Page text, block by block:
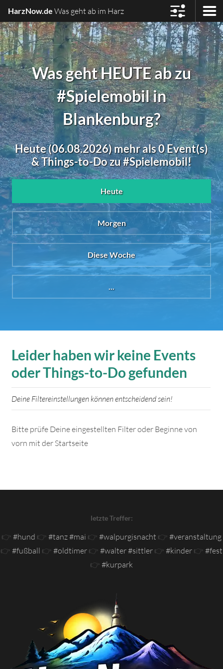
HarzNow.de Was geht ab im Harz
Was geht HEUTE ab zu
#Spielemobil in
Blankenburg?
Heute (06.08.2026) mehr als 0 Event(s)
& Things-to-Do zu #Spielemobil!
Heute
Morgen
Diese Woche
Leider haben wir keine Events
oder Things-to-Do gefunden
Deine Filtereinstellungen können entscheidend sein!
Bitte prüfe Deine eingestellten Filter oder Beginne von
vorn mit der Startseite
letzte Treffer:
👉 #hund 👉 #tanz #mai 👉 #walpurgisnacht 👉 #veranstaltung
👉 #fußball 👉 #oldtimer 👉 #walter #sittler 👉 #kinder 👉 #fest
👉 #kurpark